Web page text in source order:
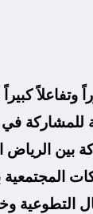
للمشاركة
بين الرياض
التطوعية